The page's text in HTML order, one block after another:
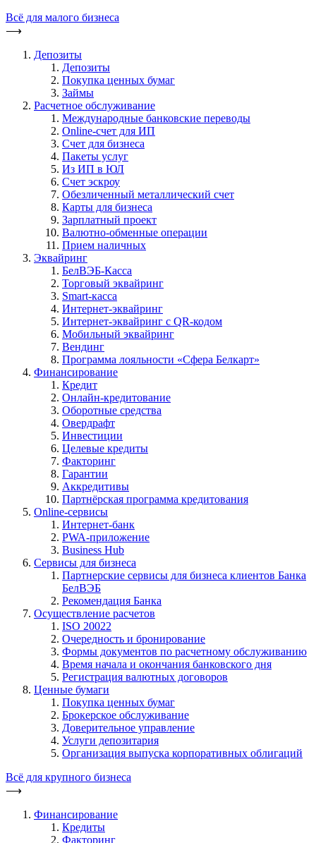
Всё для малого бизнеса
⟶
Депозиты
Депозиты
Покупка ценных бумаг
Займы
Расчетное обслуживание
Международные банковские переводы
Online-счет для ИП
Счет для бизнеса
Пакеты услуг
Из ИП в ЮЛ
Счет эскроу
Обезличенный металлический счет
Карты для бизнеса
Зарплатный проект
Валютно-обменные операции
Прием наличных
Эквайринг
БелВЭБ-Касса
Торговый эквайринг
Smart-касса
Интернет-эквайринг
Интернет-эквайринг с QR-кодом
Мобильный эквайринг
Вендинг
Программа лояльности «Сфера Белкарт»
Финансирование
Кредит
Онлайн-кредитование
Оборотные средства
Овердрафт
Инвестиции
Целевые кредиты
Факторинг
Гарантии
Аккредитивы
Партнёрская программа кредитования
Online-сервисы
Интернет-банк
PWA-приложение
Business Hub
Сервисы для бизнеса
Партнерские сервисы для бизнеса клиентов Банка
БелВЭБ
Рекомендация Банка
Осуществление расчетов
ISO 20022
Очередность и бронирование
Формы документов по расчетному обслуживанию
Время начала и окончания банковского дня
Регистрация валютных договоров
Ценные бумаги
Покупка ценных бумаг
Брокерское обслуживание
Доверительное управление
Услуги депозитария
Организация выпуска корпоративных облигаций
Всё для крупного бизнеса
⟶
Финансирование
Кредиты
Факторинг